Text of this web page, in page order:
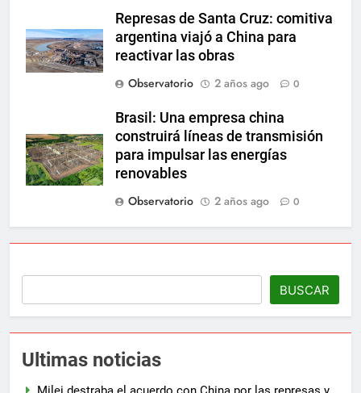
Represas de Santa Cruz: comitiva
argentina viajó a China para
reactivar las obras
Observatorio
2 años ago 0
Brasil: Una empresa china
construirá líneas de transmisión
para impulsar las energías
renovables
Observatorio
2 años ago 0
BUSCAR
Ultimas noticias